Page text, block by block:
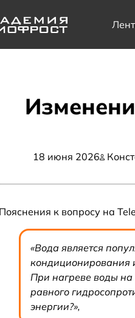
18 июня 2026
Пояснения к вопросу на
«Вода является
кондиционирования
При нагреве воды на
равного
энергии?»,